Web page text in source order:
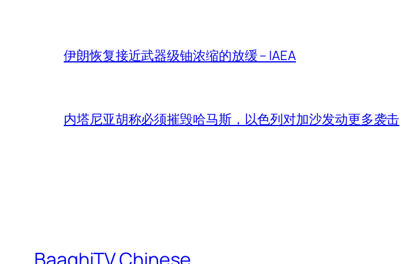
伊朗恢复接近武器级铀浓缩的放缓 – IAEA
内塔尼亚胡称必须摧毁哈马斯，以色列对加沙发动更多袭击